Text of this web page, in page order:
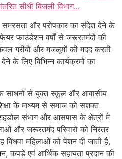
सीधी बिजली विभाग...
समरसता और परोपकार का संदेश देने के
फाउंडेशन वर्षों से जरूरतमंदों की
गरीबों और मजलूमों की मदद करती
के लिए विभिन्न कार्यक्रमों का
साधनों से युक्त स्कूल और आवासीय
के माध्यम से समाज को सशक्त
संभाग और आसपास के क्षेत्रों में
और जरूरतमंद परिवारों को निरंतर
विधवा महिलाओं को पेंशन दी जाती है,
कपड़े एवं आर्थिक सहायता प्रदान की